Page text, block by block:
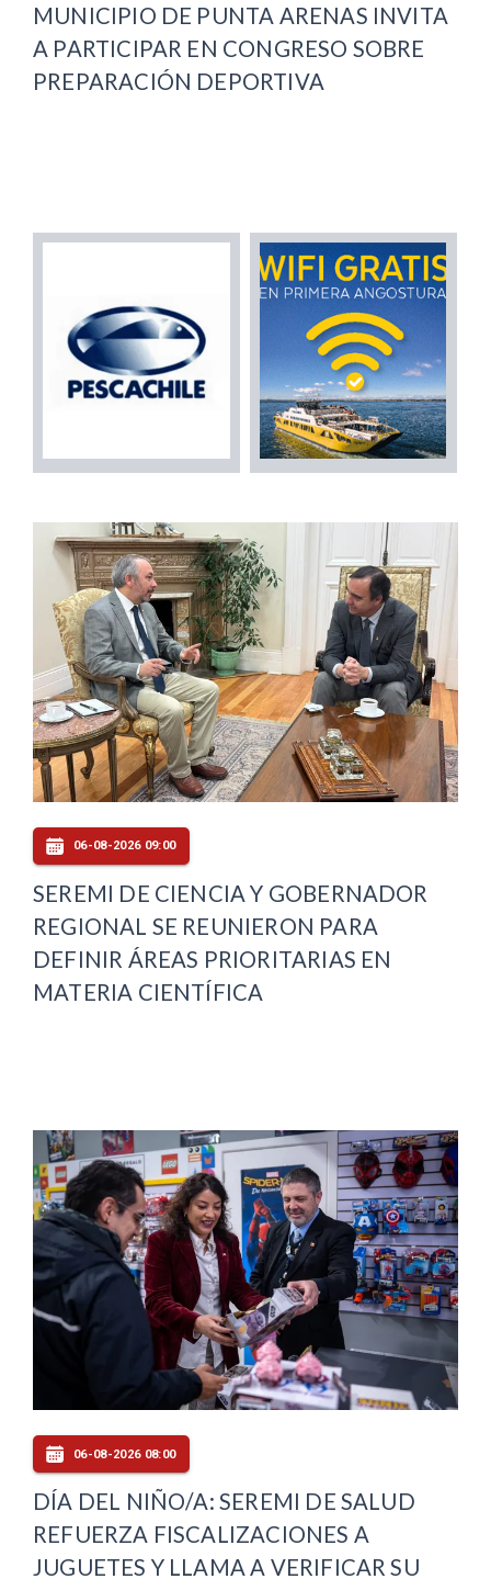
MUNICIPIO DE PUNTA ARENAS INVITA
A PARTICIPAR EN CONGRESO SOBRE
PREPARACIÓN DEPORTIVA
06-08-2026 09:00
SEREMI DE CIENCIA Y GOBERNADOR
REGIONAL SE REUNIERON PARA
DEFINIR ÁREAS PRIORITARIAS EN
MATERIA CIENTÍFICA
06-08-2026 08:00
DÍA DEL NIÑO/A: SEREMI DE SALUD
REFUERZA FISCALIZACIONES A
JUGUETES Y LLAMA A VERIFICAR SU